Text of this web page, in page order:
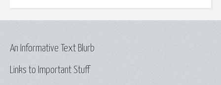
Links to Important Stuff
An Informative Text Blurb